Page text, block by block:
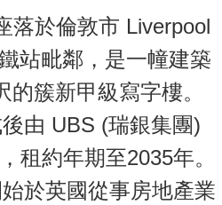
落於倫敦市 Liverpool
站毗鄰，是一幢建築
簇新甲級寫字樓。
由 UBS (瑞銀集團)
租約年期至2035年。
於英國從事房地產業